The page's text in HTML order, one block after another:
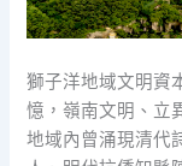
獅子洋地域文明資
憶，嶺南文明、立
地域內曾涌現清代